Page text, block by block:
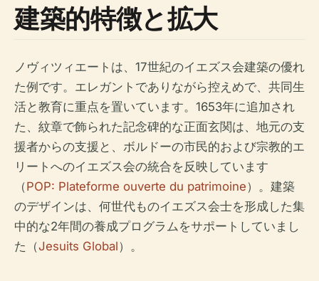
建築的特徴と拡大
ノヴィツィエートは、17世紀のイエズス会建築の優れ
た例です。エレガントでありながら控えめで、共同生
活と教育に重点を置いています。1653年に追加され
た、紋章で飾られた記念碑的な正面玄関は、地元の支
援者からの支援と、ボルドーの市民的および宗教的エ
リートへのイエズス会の統合を反映しています
（POP: Plateforme ouverte du patrimoine）。建築
のデザインは、何世代ものイエズス会士を形成した集
中的な2年間の養成プログラムをサポートしていまし
た（Jesuits Global）。